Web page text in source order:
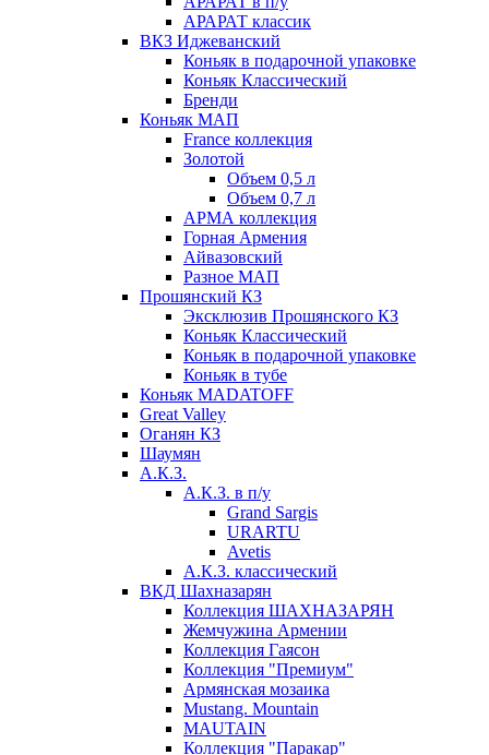
АРАРАТ классик
ВКЗ Иджеванский
Коньяк в подарочной упаковке
Коньяк Классический
Бренди
Коньяк МАП
France коллекция
Золотой
Объем 0,5 л
Объем 0,7 л
АРМА коллекция
Горная Армения
Айвазовский
Разное МАП
Прошянский КЗ
Эксклюзив Прошянского КЗ
Коньяк Классический
Коньяк в подарочной упаковке
Коньяк в тубе
Коньяк MADATOFF
Great Valley
Оганян КЗ
Шаумян
А.К.З.
А.К.З. в п/у
Grand Sargis
URARTU
Avetis
А.К.З. классический
ВКД Шахназарян
Коллекция ШАХНАЗАРЯН
Жемчужина Армении
Коллекция Гаясон
Коллекция "Премиум"
Армянская мозаика
Mustang. Mountain
MAUTAIN
Коллекция "Паракар"